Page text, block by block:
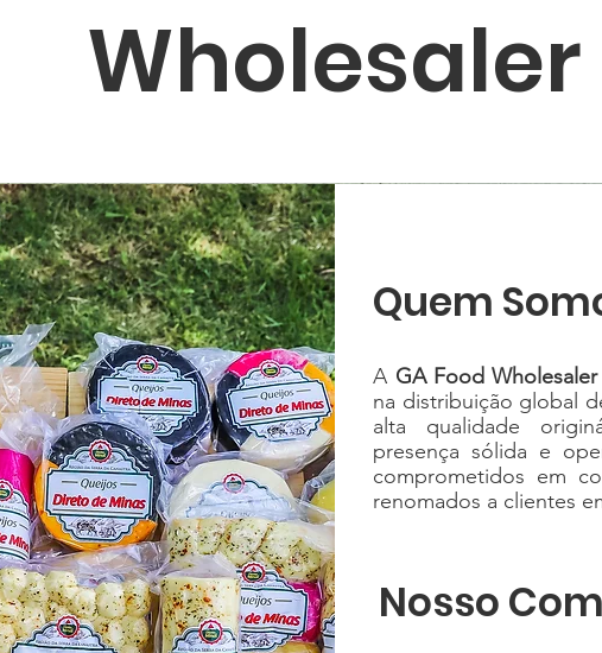
Wholesaler
Quem
A GA Food Wholesaler
na distribuição global
alta qualidade
presença sólida e
comprometidos em
renomados a clientes
Nosso